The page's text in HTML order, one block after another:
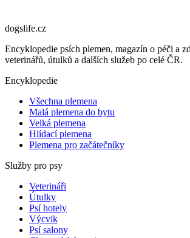
dogslife.cz
Encyklopedie psích plemen, magazín o péči a
veterinářů, útulků a dalších služeb po celé ČR.
Encyklopedie
Všechna plemena
Malá plemena do bytu
Velká plemena
Hlídací plemena
Plemena pro začátečníky
Služby pro psy
Veterináři
Útulky
Psí hotely
Výcvik
Psí salony